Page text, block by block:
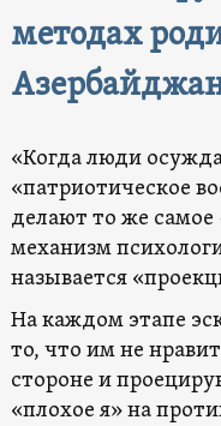
методах
«Когда люди
«патриотическое
делают то же
механизм
называется
На каждом этапе
то, что им не
стороне и
«плохое я» на